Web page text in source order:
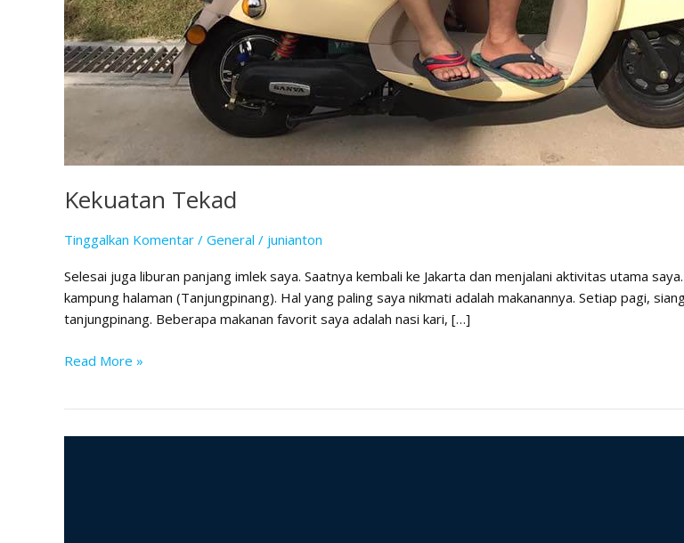
Kekuatan Tekad
Tinggalkan Komentar / General / junianton
Selesai juga liburan panjang imlek saya. Saatnya kembali ke Jakarta dan menjalani aktivitas utama
kampung halaman (Tanjungpinang). Hal yang paling saya nikmati adalah makanannya. Setiap pagi,
tanjungpinang. Beberapa makanan favorit saya adalah nasi kari, […]
Read More »